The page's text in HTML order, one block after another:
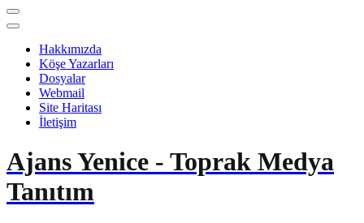
Hakkımızda
Köşe Yazarları
Dosyalar
Webmail
Site Haritası
İletişim
Ajans Yenice - Toprak Medya
Tanıtım